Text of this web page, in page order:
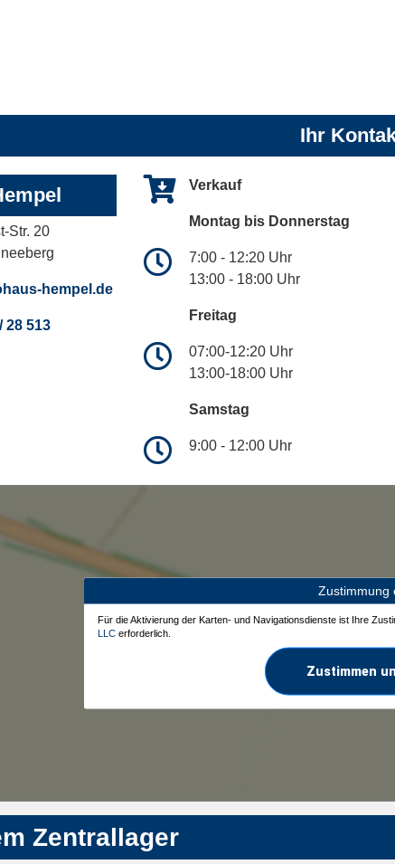
Ihr
Str. 20
hempel.de
28 513
Verkauf
Montag bis Donnerstag
7:00 - 12:20 Uhr
13:00 - 18:00 Uhr
Freitag
07:00-12:20 Uhr
13:00-18:00 Uhr
Samstag
9:00 - 12:00 Uhr
Zustimmung
Für die Aktivierung der Karten- und Navigationsdienste ist Ihre
LLC erforderlich.
Zustimmen
Zentrallager